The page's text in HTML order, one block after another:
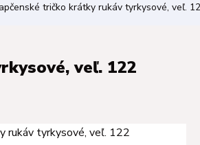
tričko krátky rukáv tyrkysové, veľ.
veľ. 122